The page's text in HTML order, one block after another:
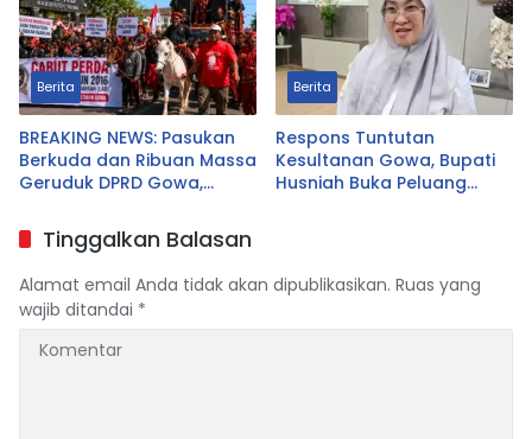
Berita
BREAKING NEWS: Pasukan
Berkuda dan Ribuan Massa
Geruduk DPRD Gowa,
Berita
Respons Tuntutan
Kesultanan Gowa, Bupati
Husniah Buka Peluang
Tinggalkan Balasan
Alamat email Anda tidak akan dipublikasikan. Ruas yang
wajib ditandai *